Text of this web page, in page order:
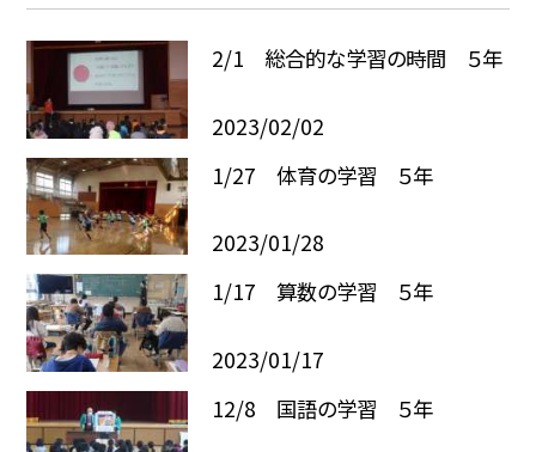
2/1 総合的な学習の時間 ５年
2023/02/02
1/27 体育の学習 ５年
2023/01/28
1/17 算数の学習 ５年
2023/01/17
12/8 国語の学習 ５年